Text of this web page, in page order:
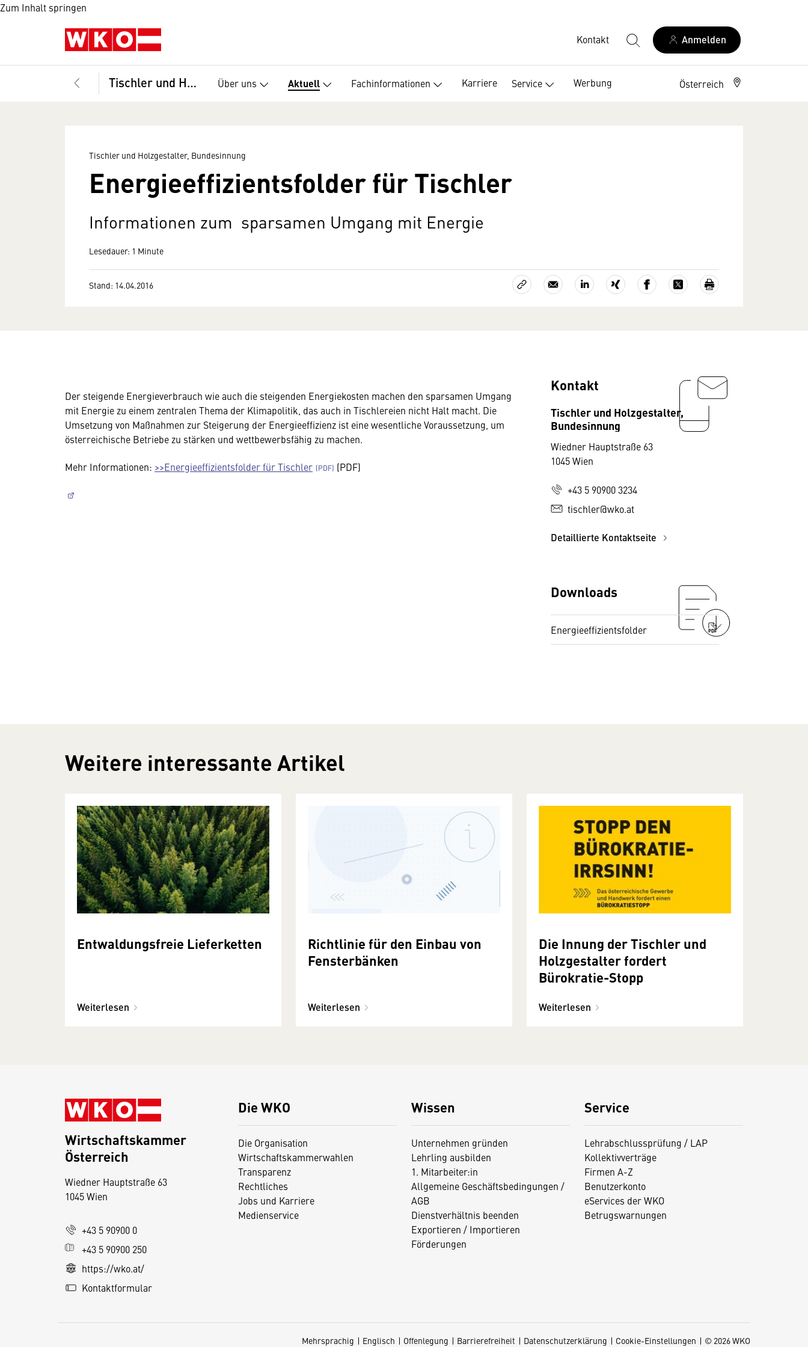
Zum Inhalt springen
Kontakt Anmelden
Tischler und Holzgestalter, Bundesinnung Über uns Aktuell Fachinformationen Karriere Service Werbung Österreich
Tischler und Holzgestalter, Bundesinnung
Energieeffizientsfolder für Tischler
Informationen zum sparsamen Umgang mit Energie
Lesedauer: 1 Minute
Stand: 14.04.2016
Der steigende Energieverbrauch wie auch die steigenden Energiekosten machen den sparsamen Umgang
mit Energie zu einem zentralen Thema der Klimapolitik, das auch in Tischlereien nicht Halt macht. Die
Umsetzung von Maßnahmen zur Steigerung der Energieeffizienz ist eine wesentliche Voraussetzung, um
österreichische Betriebe zu stärken und wettbewerbsfähig zu machen.
Mehr Informationen: >>Energieeffizientsfolder für Tischler (PDF)
Kontakt
Tischler und Holzgestalter,
Bundesinnung
Wiedner Hauptstraße 63
1045 Wien
+43 5 90900 3234
tischler@wko.at
Detaillierte Kontaktseite
Downloads
Energieeffizientsfolder PDF
Weitere interessante Artikel
Entwaldungsfreie Lieferketten
Weiterlesen
Richtlinie für den Einbau von
Fensterbänken
Weiterlesen
Die Innung der Tischler und
Holzgestalter fordert
Bürokratie-Stopp
Weiterlesen
Die WKO
Die Organisation
Wirtschaftskammerwahlen
Transparenz
Rechtliches
Jobs und Karriere
Medienservice
Wissen
Unternehmen gründen
Lehrling ausbilden
1. Mitarbeiter:in
Allgemeine Geschäftsbedingungen /
AGB
Dienstverhältnis beenden
Exportieren / Importieren
Förderungen
Service
Lehrabschlussprüfung / LAP
Kollektivverträge
Firmen A-Z
Benutzerkonto
eServices der WKO
Betrugswarnungen
Wirtschaftskammer
Österreich
Wiedner Hauptstraße 63
1045 Wien
+43 5 90900 0
+43 5 90900 250
https://wko.at/
Kontaktformular
Mehrsprachig Englisch Offenlegung Barrierefreiheit Datenschutzerklärung Cookie-Einstellungen © 2026 WKO